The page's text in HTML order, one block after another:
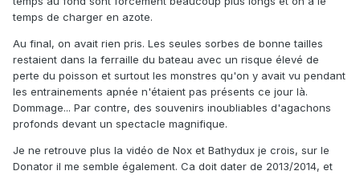
temps de charger en azote.
Au final, on avait rien pris. Les seules sorbes de bonne tailles
restaient dans la ferraille du bateau avec un risque élevé de
perte du poisson et surtout les monstres qu'on y avait vu pendant
les entrainements apnée n'étaient pas présents ce jour là.
Dommage... Par contre, des souvenirs inoubliables d'agachons
profonds devant un spectacle magnifique.
Je ne retrouve plus la vidéo de Nox et Bathydux je crois, sur le
Donator il me semble également. Ca doit dater de 2013/2014, et